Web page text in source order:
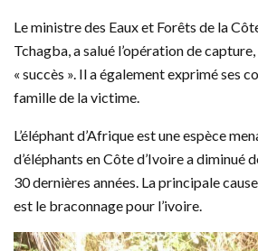
Le ministre des Eaux et Forêts de la
Tchagba, a salué l’opération de
« succès ». Il a également exprimé ses
famille de la victime.
L’éléphant d’Afrique est une espèce
d’éléphants en Côte d’Ivoire a diminué
30 dernières années. La principale
est le braconnage pour l’ivoire.